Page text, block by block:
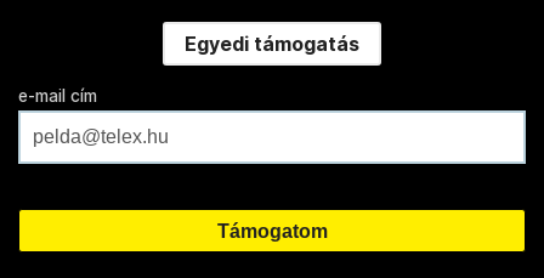
Egyedi támogatás
e-mail cím